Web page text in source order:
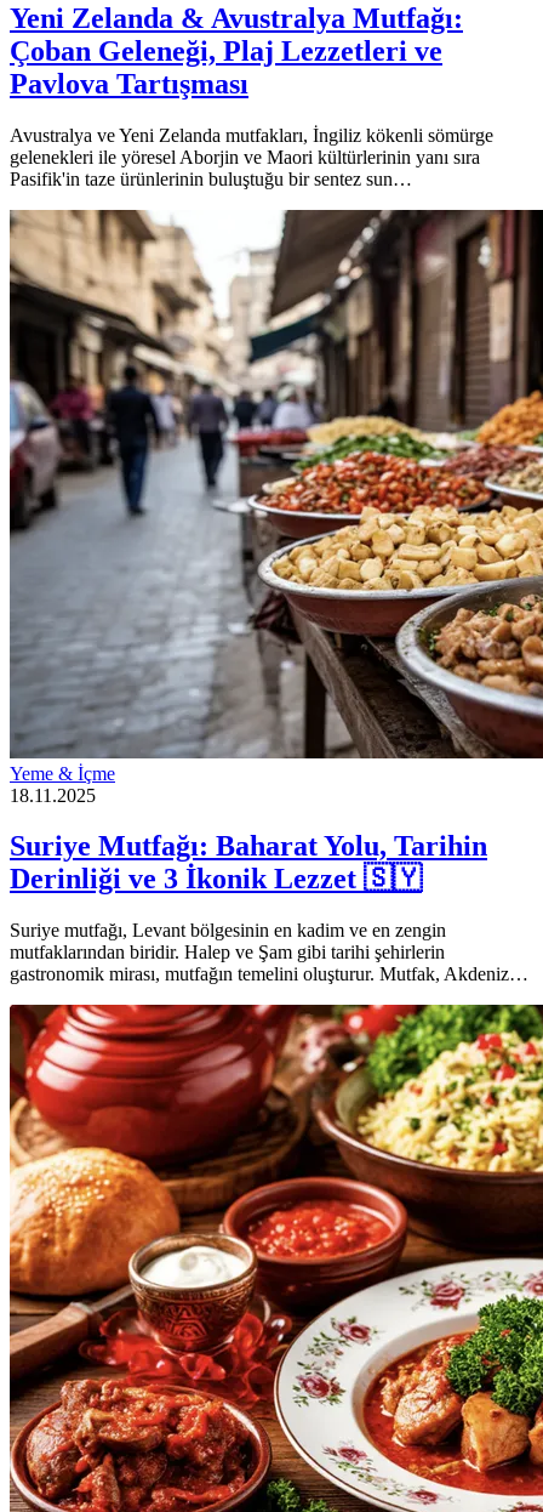
Yeni Zelanda & Avustralya Mutfağı:
Çoban Geleneği, Plaj Lezzetleri ve
Pavlova Tartışması
Avustralya ve Yeni Zelanda mutfakları, İngiliz kökenli sömürge
gelenekleri ile yöresel Aborjin ve Maori kültürlerinin yanı sıra
Pasifik'in taze ürünlerinin buluştuğu bir sentez sun…
Yeme & İçme
18.11.2025
Suriye Mutfağı: Baharat Yolu, Tarihin
Derinliği ve 3 İkonik Lezzet 🇸🇾
Suriye mutfağı, Levant bölgesinin en kadim ve en zengin
mutfaklarından biridir. Halep ve Şam gibi tarihi şehirlerin
gastronomik mirası, mutfağın temelini oluşturur. Mutfak, Akdeniz…